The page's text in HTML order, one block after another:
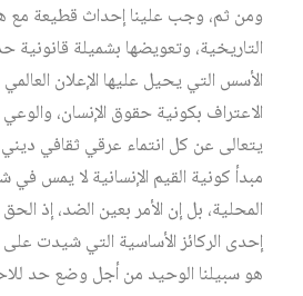
ومن ثم، وجب علينا إحداث قطيعة مع
التاريخية، وتعويضها بشميلة
الأسس التي يحيل عليها الإعلان
الاعتراف بكونية حقوق الإنسان،
يتعالى عن كل انتماء عرقي ثقافي
مبدأ كونية القيم الإنسانية لا يمس في
المحلية، بل إن الأمر بعين الضد، إذ
إحدى الركائز الأساسية التي شيدت على
هو سبيلنا الوحيد من أجل وضع حد